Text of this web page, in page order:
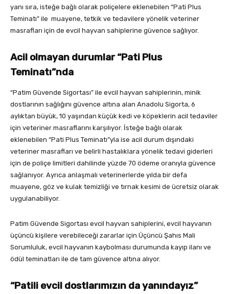
yanı sıra, isteğe bağlı olarak poliçelere eklenebilen “Pati Plus
Teminatı” ile muayene, tetkik ve tedavilere yönelik veteriner
masrafları için de evcil hayvan sahiplerine güvence sağlıyor.
Acil olmayan durumlar “Pati Plus
Teminatı”nda
“Patim Güvende Sigortası” ile evcil hayvan sahiplerinin, minik
dostlarının sağlığını güvence altına alan Anadolu Sigorta, 6
aylıktan büyük, 10 yaşından küçük kedi ve köpeklerin acil tedaviler
için veteriner masraflarını karşılıyor. İsteğe bağlı olarak
eklenebilen “Pati Plus Teminatı”yla ise acil durum dışındaki
veteriner masrafları ve belirli hastalıklara yönelik tedavi giderleri
için de poliçe limitleri dahilinde yüzde 70 ödeme oranıyla güvence
sağlanıyor. Ayrıca anlaşmalı veterinerlerde yılda bir defa
muayene, göz ve kulak temizliği ve tırnak kesimi de ücretsiz olarak
uygulanabiliyor.
Patim Güvende Sigortası evcil hayvan sahiplerini, evcil hayvanın
üçüncü kişilere verebileceği zararlar için Üçüncü Şahıs Mali
Sorumluluk, evcil hayvanın kaybolması durumunda kayıp ilanı ve
ödül teminatları ile de tam güvence altına alıyor.
“Patili evcil dostlarımızın da yanındayız”